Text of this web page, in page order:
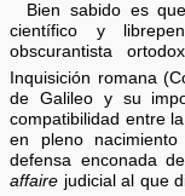
Bien sabido es
científico y
obscurantista
Inquisición romana
de Galileo y su
compatibilidad entre
en pleno
defensa enconada
affaire judicial al que